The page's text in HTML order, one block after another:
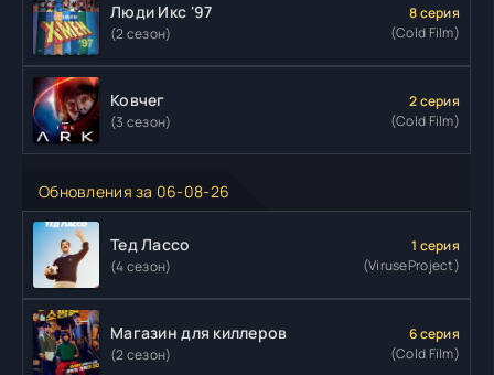
Люди Икс '97
(2 сезон)
8 серия
(Cold Film)
Ковчег
(3 сезон)
2 серия
(Cold Film)
Обновления за 06-08-26
Тед Лассо
(4 сезон)
1 серия
(ViruseProject)
Магазин для киллеров
(2 сезон)
6 серия
(Cold Film)